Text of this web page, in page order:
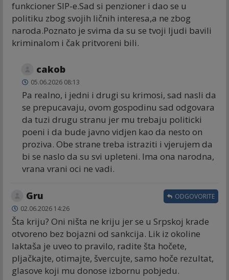
funkcioner SIP-e.Sad si penzioner i dao se u
politiku zbog svojih ličnih interesa,a ne zbog
naroda.Poznato je svima da su se tvoji ljudi bavili
kriminalom i čak pritvoreni bili.
cakob
05.06.2026 08:13
Pa realno, i jedni i drugi su krimosi, sad nasli da
se prepucavaju, ovom gospodinu sad odgovara
da tuzi drugu stranu jer mu trebaju politicki
poeni i da bude javno vidjen kao da nesto on
proziva. Obe strane treba istraziti i vjerujem da
bi se naslo da su svi upleteni. Ima ona narodna,
vrana vrani oci ne vadi.
Gru
02.06.2026 14:26
Šta kriju? Oni ništa ne kriju jer se u Srpskoj krade
otvoreno bez bojazni od sankcija. Lik iz okoline
laktaša je uveo to pravilo, radite šta hočete,
pljačkajte, otimajte, švercujte, samo hoče rezultat,
glasove koji mu donose izbornu pobjedu.
ODGOVORITE